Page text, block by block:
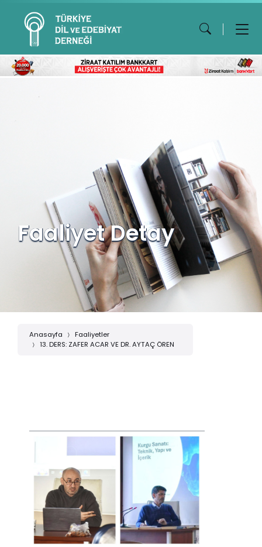
Faaliyet Detay
Anasayfa
Faaliyetler
13. DERS: ZAFER ACAR VE DR. AYTAÇ ÖREN